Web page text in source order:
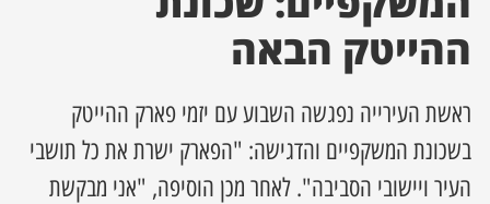
מסע מלחמה
השבוע
ההייטק הבאה
ראשת העירייה נפגשה השבוע עם יזמי פארק ההייטק
בשכונת המשקפיים והדגישה: "הפארק ישרת את כל תושבי
העיר ויישובי הסביבה". לאחר מכן הוסיפה, "אני מבקשת